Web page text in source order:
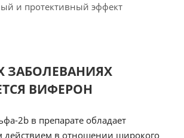
и протективный эффект
ЗАБОЛЕВАНИЯХ
ВИФЕРОН
2b в препарате обладает
действием в отношении широкого